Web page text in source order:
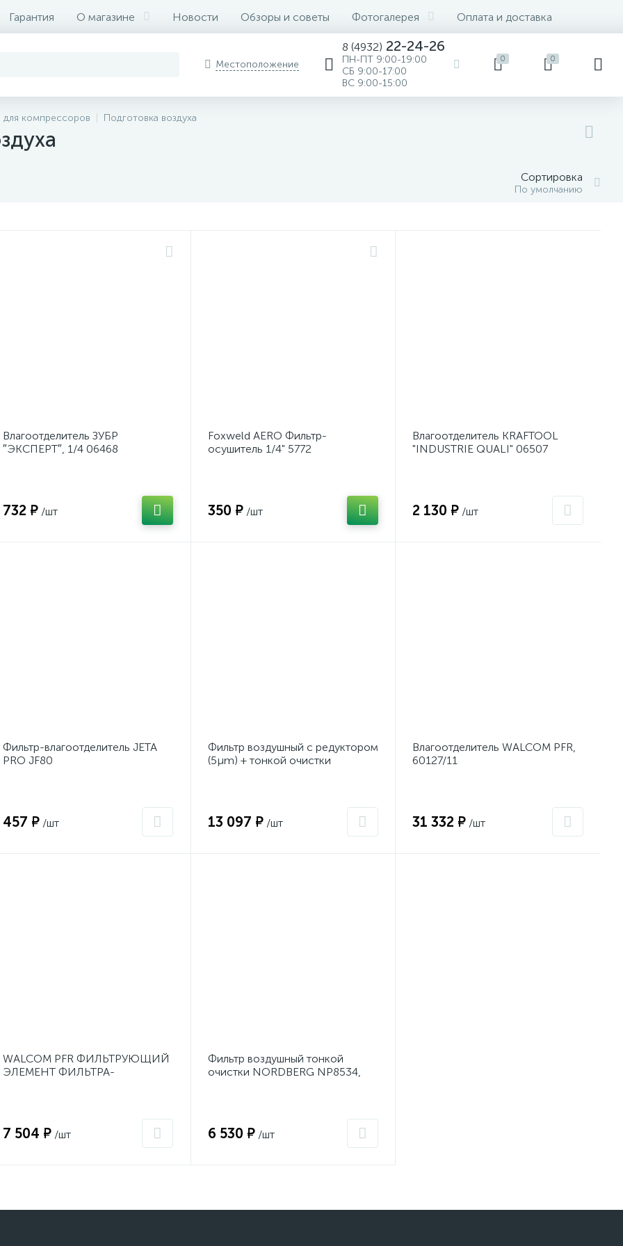
Гарантия О магазине Новости Обзоры и советы Фотогалерея Оплата и доставка
Местоположение
8 (4932) 22-24-26
ПН-ПТ 9:00-19:00
СБ 9:00-17:00
ВС 9:00-15:00
0 0
для компрессоров Подготовка воздуха
Сортировка
По умолчанию
Влагоотделитель ЗУБР
″ЭКСПЕРТ″, 1/4 06468
732 ₽ /шт
Foxweld AERO Фильтр-
осушитель 1/4" 5772
350 ₽ /шт
Влагоотделитель KRAFTOOL
"INDUSTRIE QUALI" 06507
2 130 ₽ /шт
Фильтр-влагоотделитель JETA
PRO JF80
457 ₽ /шт
Фильтр воздушный с редуктором
(5µm) + тонкой очистки
13 097 ₽ /шт
Влагоотделитель WALCOM PFR,
60127/11
31 332 ₽ /шт
WALCOM PFR ФИЛЬТРУЮЩИЙ
ЭЛЕМЕНТ ФИЛЬТРА-
7 504 ₽ /шт
Фильтр воздушный тонкой
очистки NORDBERG NP8534,
6 530 ₽ /шт